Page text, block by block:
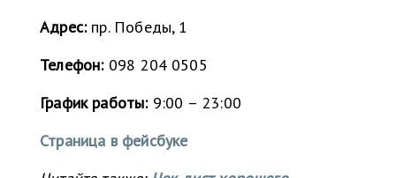
Адрес:пр. Победы, 1
Телефон:098 204 0505
График работы:9:00 – 23:00
Страница в фейсбуке